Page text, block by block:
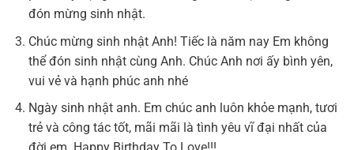
đón mừng sinh nhật.
Chúc mừng sinh nhật Anh! Tiếc là năm nay Em không
thể đón sinh nhật cùng Anh. Chúc Anh nơi ấy bình yên,
vui vẻ và hạnh phúc anh nhé
Ngày sinh nhật anh. Em chúc anh luôn khỏe mạnh, tươi
trẻ và công tác tốt, mãi mãi là tình yêu vĩ đại nhất của